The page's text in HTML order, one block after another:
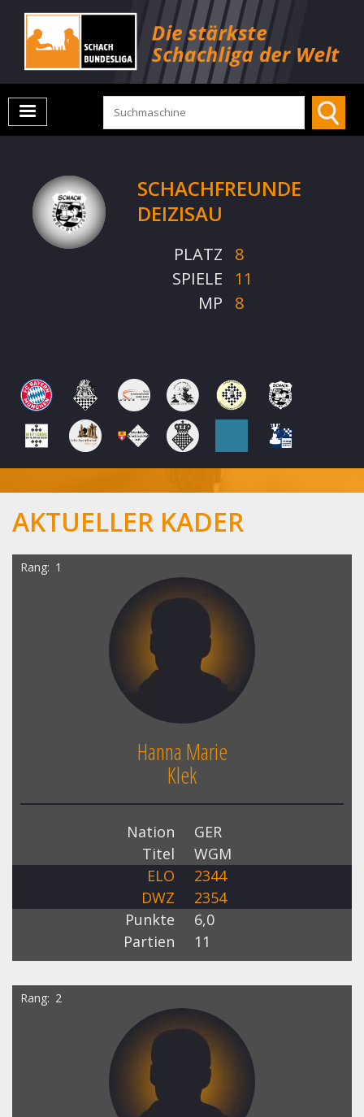
SCHACHFREUNDE
DEIZISAU
PLATZ
8
SPIELE
11
MP
8
AKTUELLER KADER
Rang 1
Hanna Marie
Klek
Nation
GER
Titel
WGM
ELO
2344
DWZ
2354
Punkte
6,0
Partien
11
Rang 2